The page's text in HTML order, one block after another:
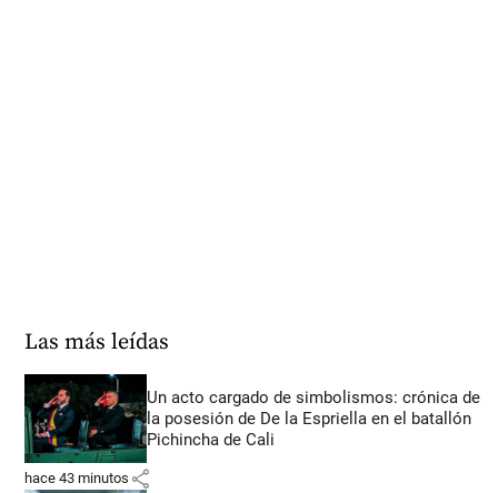
Las más leídas
Un acto cargado de simbolismos: crónica de
la posesión de De la Espriella en el batallón
Pichincha de Cali
hace 43 minutos share